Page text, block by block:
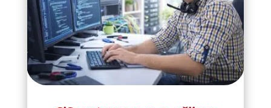
CiS systems, s. r. o. přijme
pracovníka IT Client Service a
Help Desk
CiS systems s.r.o. je již téměř 30 let inovativním